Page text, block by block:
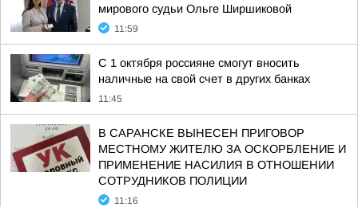
мирового судьи Ольге Ширшиковой
11:59
С 1 октября россияне смогут вносить
наличные на свой счет в других банках
11:45
В САРАНСКЕ ВЫНЕСЕН ПРИГОВОР
МЕСТНОМУ ЖИТЕЛЮ ЗА ОСКОРБЛЕНИЕ И
ПРИМЕНЕНИЕ НАСИЛИЯ В ОТНОШЕНИИ
СОТРУДНИКОВ ПОЛИЦИИ
11:16